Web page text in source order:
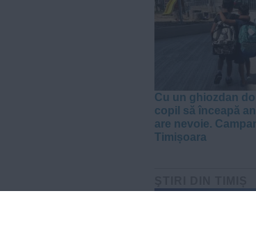
Cu un ghiozdan
copil să înceapă
are nevoie.
Timișoara